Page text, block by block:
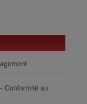
Conformité au